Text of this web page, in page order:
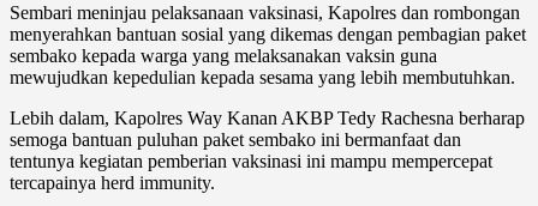
Sembari meninjau pelaksanaan vaksinasi, Kapolres dan rombongan
menyerahkan bantuan sosial yang dikemas dengan pembagian paket
sembako kepada warga yang melaksanakan vaksin guna
mewujudkan kepedulian kepada sesama yang lebih membutuhkan.
Lebih dalam, Kapolres Way Kanan AKBP Tedy Rachesna berharap
semoga bantuan puluhan paket sembako ini bermanfaat dan
tentunya kegiatan pemberian vaksinasi ini mampu mempercepat
tercapainya herd immunity.